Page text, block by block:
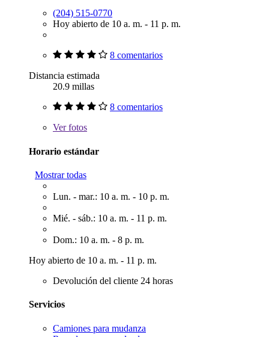
(204) 515-0770
Hoy abierto de 10 a. m. - 11 p. m.
8 comentarios
Distancia estimada
20.9 millas
8 comentarios
Verfotos
Horario estándar
Mostrar todas
Lun. - mar.: 10 a. m. - 10 p. m.
Mié. - sáb.: 10 a. m. - 11 p. m.
Dom.: 10 a. m. - 8 p. m.
Hoy abierto de 10 a. m. - 11 p. m.
Devolución del cliente 24 horas
Servicios
Camiones para mudanza